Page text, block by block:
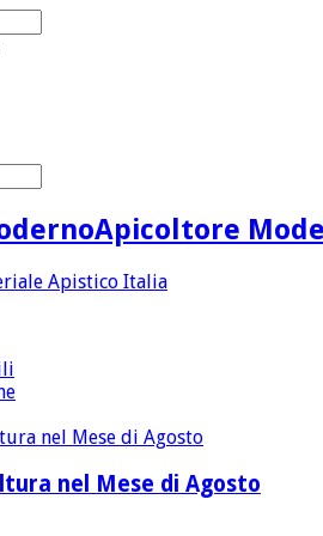
Apicoltore
nel Mese di Agosto